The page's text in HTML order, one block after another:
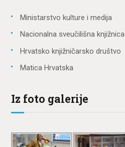
Ministarstvo kulture i medija
Nacionalna sveučilišna knjižnica
Hrvatsko knjižničarsko društvo
Matica Hrvatska
Iz foto galerije